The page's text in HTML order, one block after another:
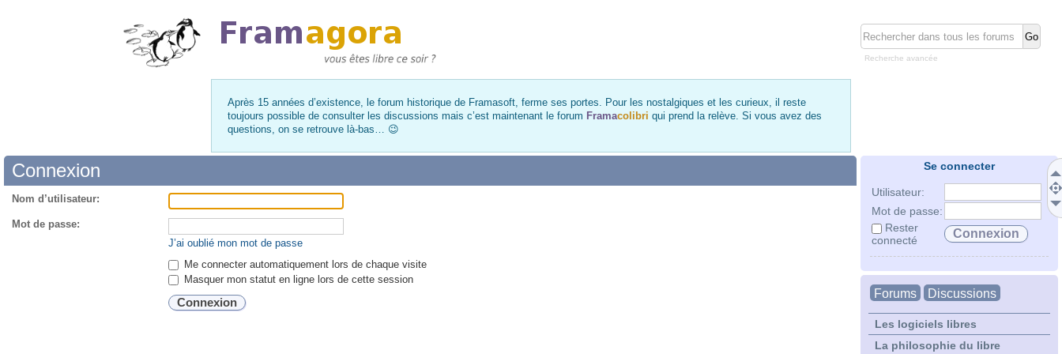
Recherche avancée
Après 15 années d’existence, le forum historique de Framasoft, ferme ses portes. Pour les nostalgiques et les curieux, il reste
toujours possible de consulter les discussions mais c’est maintenant le forum Framacolibri qui prend la relève. Si vous avez des
questions, on se retrouve là-bas… 😉
Se connecter
Utilisateur:
Mot de passe:
Rester
connecté
Forums Discussions
Les logiciels libres
La philosophie du libre
Connexion
Nom d’utilisateur:
Mot de passe:
J’ai oublié mon mot de passe
Me connecter automatiquement lors de chaque visite
Masquer mon statut en ligne lors de cette session